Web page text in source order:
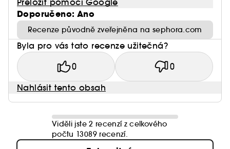
Přeložit pomocí Google
Doporučeno: Ano
Recenze původně zveřejněna na sephora.com
Byla pro vás tato recenze užitečná?
0 0
Nahlásit tento obsah
Viděli jste 2 recenzí z celkového
počtu 13089 recenzí.